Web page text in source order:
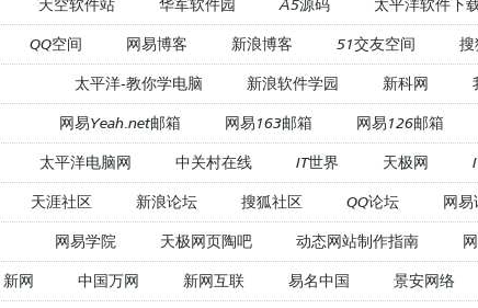
QQ空间 网易博客 新浪博客 51交友空间 搜
太平洋-教你学电脑 新浪软件学园 新科网
网易Yeah.net邮箱 网易163邮箱 网易126邮箱
太平洋电脑网 中关村在线 IT世界 天极网
天涯社区 新浪论坛 搜狐社区 QQ论坛 网易
网易学院 天极网页陶吧 动态网站制作指南
新网 中国万网 新网互联 易名中国 景安网络